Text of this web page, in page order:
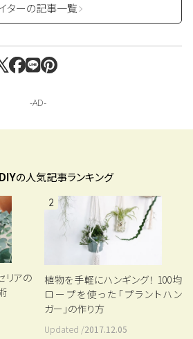
ターの記事一覧
の人気記事ランキング
リアの
2
植物を手軽にハンギング！ 100均
ロープを使った「プラントハン
ガー」の作り方
Updated /2017.12.05